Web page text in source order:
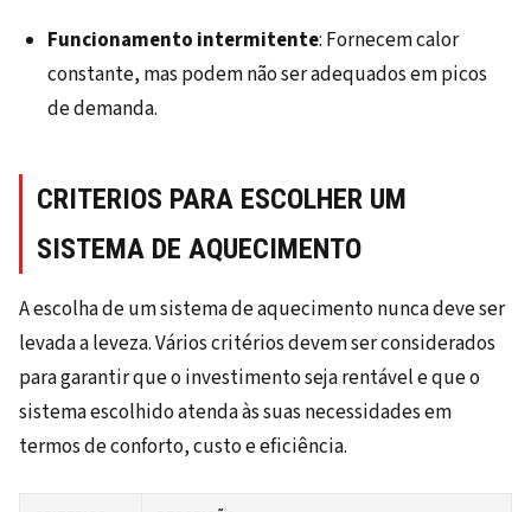
Funcionamento intermitente: Fornecem calor
constante, mas podem não ser adequados em picos
de demanda.
CRITERIOS PARA ESCOLHER UM
SISTEMA DE AQUECIMENTO
A escolha de um sistema de aquecimento nunca deve ser
levada a leveza. Vários critérios devem ser considerados
para garantir que o investimento seja rentável e que o
sistema escolhido atenda às suas necessidades em
termos de conforto, custo e eficiência.